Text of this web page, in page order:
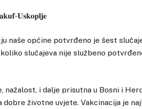
𝐔𝐬𝐤𝐨𝐩𝐥𝐣𝐞
naše općine potvrđeno je šest
slučajeva nije službeno
nažalost, i dalje prisutna u Bosni i
dobre životne uvjete. Vakcinacija je